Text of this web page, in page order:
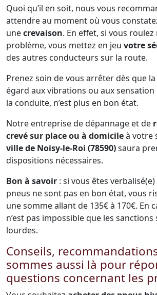
Quoi qu’il en soit, nous vous
attendre au moment où vous
unecrevaison. En effet, si vous
problème, vous mettez en jeu votre
des autres conducteurs sur la route.
Prenez soin de vous arrêter dès que
égard aux vibrations ou aux sensation
la conduite, n’est plus en bon état.
Notre entreprise de dépannage et de
crevé sur place ou à domicileà votre
ville de Noisy-le-Roi (78590)saura
dispositions nécessaires.
Bon à savoir : si vous êtes
pneus ne sont pas en bon état, vous
une somme allant de 135€ à 170€. En
n’est pas impossible que les sanctions
lourdes.
Conseils,
sommes aussi là pour
questions concernant les